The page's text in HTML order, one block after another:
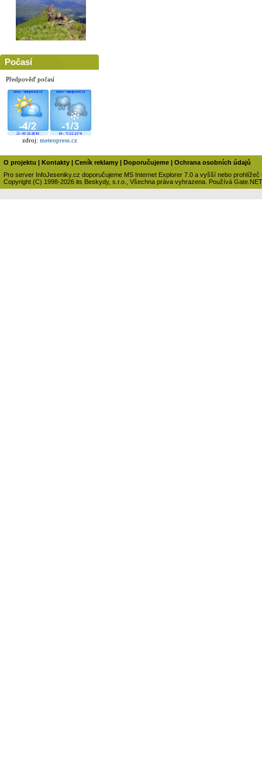
Počasí
Předpověď počasí
zdroj: meteopress.cz
O projektu | Kontakty | Ceník reklamy | Doporučujeme | Ochrana osobních údajů
Pro server InfoJeseniky.cz doporučujeme MS Internet Explorer 7.0 a vyšší nebo prohlížeč
Copyright (C) 1998-2026 its Beskydy, s.r.o., Všechna práva vyhrazena. Používá